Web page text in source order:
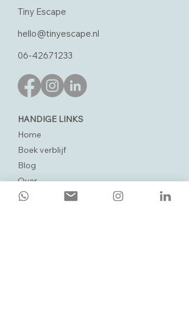
Tiny Escape
hello@tinyescape.nl
06-42671233
HANDIGE LINKS
Home
Boek verblijf
Blog
Over
Contact